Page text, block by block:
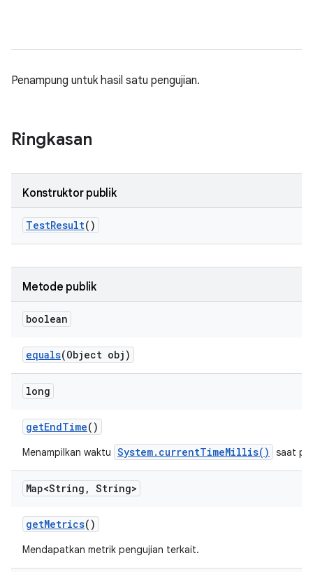
Penampung untuk hasil satu pengujian.
Ringkasan
Konstruktor publik
TestResult()
Metode publik
boolean
equals(Object obj)
long
getEndTime()
Menampilkan waktu System.currentTimeMillis() saat
Map<String , String>
getMetrics()
Mendapatkan metrik pengujian terkait.